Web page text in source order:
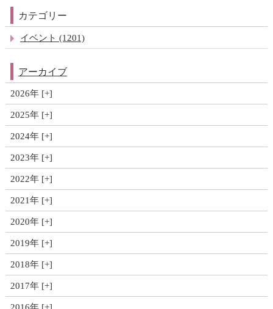
カテゴリー
イベント (1201)
アーカイブ
2026年
2025年
2024年
2023年
2022年
2021年
2020年
2019年
2018年
2017年
2016年